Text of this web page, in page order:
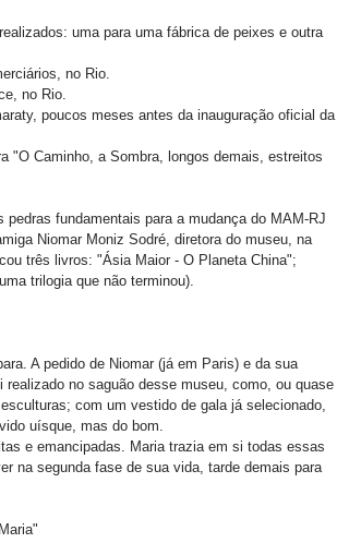
uma para uma fábrica de peixes e outra
no Rio.
no Rio.
poucos meses antes da inauguração oficial da
"O Caminho, a Sombra, longos demais, estreitos
fundamentais para a mudança do MAM-RJ
Niomar Moniz Sodré, diretora do museu, na
três livros: "Ásia Maior - O Planeta China";
trilogia que não terminou).
A pedido de Niomar (já em Paris) e da sua
no saguão desse museu, como, ou quase
com um vestido de gala já selecionado,
uísque, mas do bom.
e emancipadas. Maria trazia em si todas essas
na segunda fase de sua vida, tarde demais para